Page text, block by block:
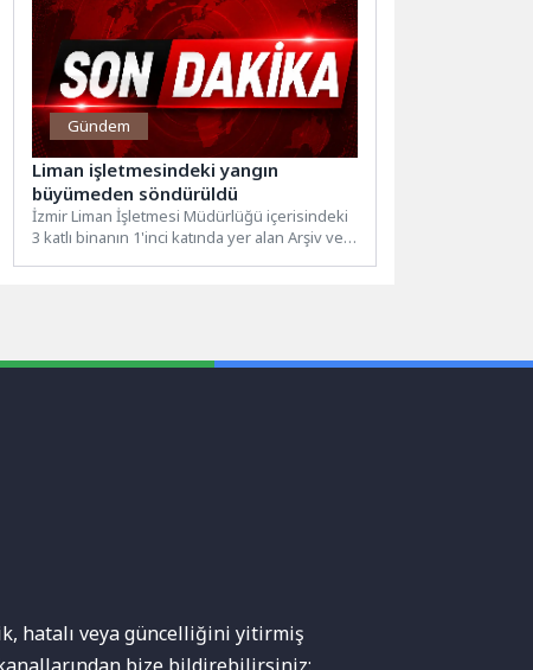
Gündem
Liman işletmesindeki yangın
büyümeden söndürüldü
İzmir Liman İşletmesi Müdürlüğü içerisindeki
3 katlı binanın 1'inci katında yer alan Arşiv ve
hatalı veya güncelliğini yitirmiş